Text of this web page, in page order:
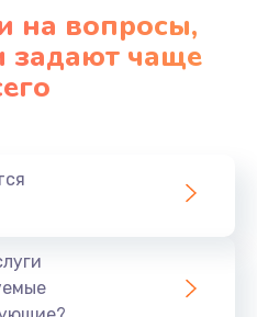
руб.
руб.
на вопросы,
задают чаще